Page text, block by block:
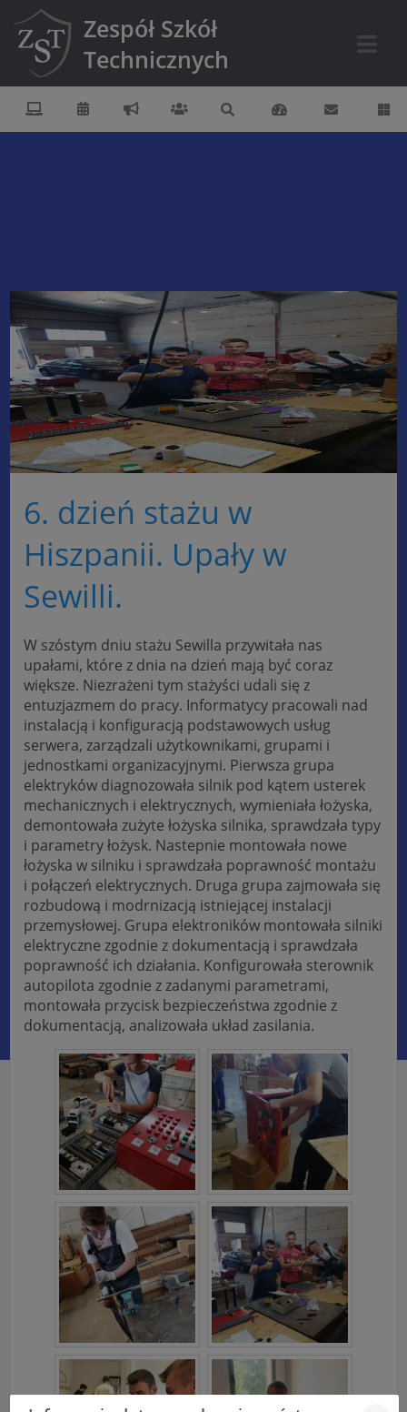
Zespół Szkół
Technicznych
6. dzień stażu w
Hiszpanii. Upały w
Sewilli.
W szóstym dniu stażu Sewilla przywitała nas
upałami, które z dnia na dzień mają być coraz
większe. Niezrażeni tym stażyści udali się z
entuzjazmem do pracy. Informatycy pracowali nad
instalacją i konfiguracją podstawowych usług
serwera, zarządzali użytkownikami, grupami i
jednostkami organizacyjnymi. Pierwsza grupa
elektryków diagnozowała silnik pod kątem usterek
mechanicznych i elektrycznych, wymieniała łożyska,
demontowała zużyte łożyska silnika, sprawdzała typy
i parametry łożysk. Nastepnie montowała nowe
łożyska w silniku i sprawdzała poprawność montażu
i połączeń elektrycznych. Druga grupa zajmowała się
rozbudową i modrnizacją istniejącej instalacji
przemysłowej. Grupa elektroników montowała silniki
elektryczne zgodnie z dokumentacją i sprawdzała
poprawność ich działania. Konfigurowała sterownik
autopilota zgodnie z zadanymi parametrami,
montowała przycisk bezpieczeństwa zgodnie z
dokumentacją, analizowała układ zasilania.